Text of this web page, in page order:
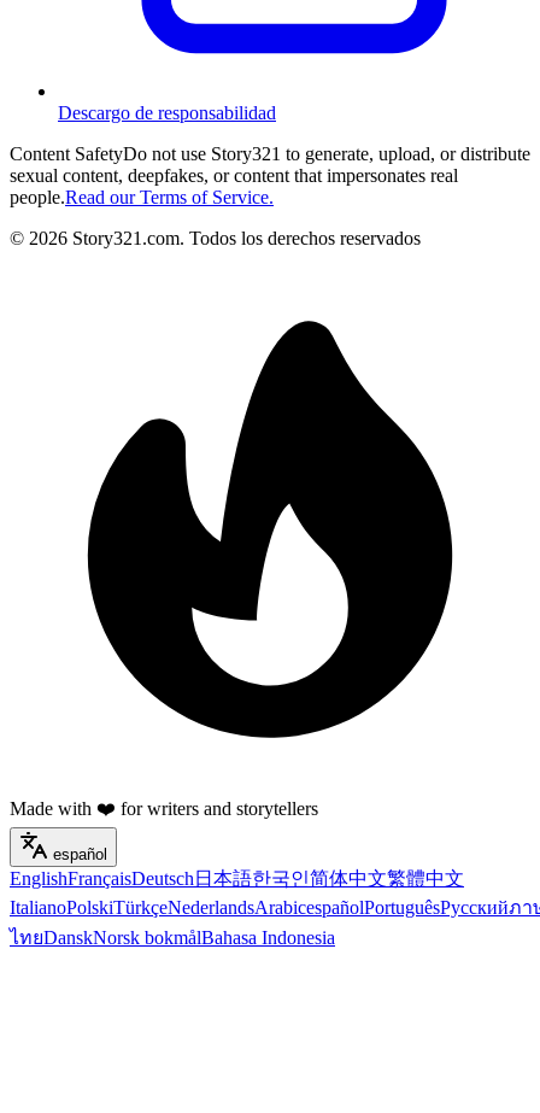
Descargo de responsabilidad
Content SafetyDo not use Story321 to generate, upload, or distribute
sexual content, deepfakes, or content that impersonates real
people.Read our Terms of Service.
© 2026 Story321.com. Todos los derechos reservados
Made with ❤️ for writers and storytellers
español
EnglishFrançaisDeutsch 日本語한국인简体中文繁體中文
ItalianoPolskiTürkçeNederlandsArabicespañolPortuguêsРусскийภา
ไทยDanskNorsk bokmålBahasa Indonesia